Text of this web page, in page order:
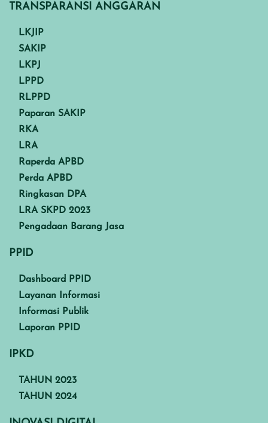
TRANSPARANSI ANGGARAN
LKJIP
SAKIP
LKPJ
LPPD
RLPPD
Paparan SAKIP
RKA
LRA
Raperda APBD
Perda APBD
Ringkasan DPA
LRA SKPD 2023
Pengadaan Barang Jasa
PPID
Dashboard PPID
Layanan Informasi
Informasi Publik
Laporan PPID
IPKD
TAHUN 2023
TAHUN 2024